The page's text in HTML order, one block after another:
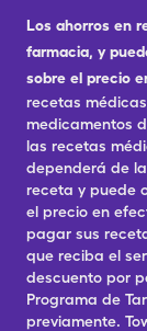
Los ahorros en
farmacia, y
sobre el precio
recetas
medicamentos
las recetas
dependerá de
receta y puede
el precio en
pagar sus
que reciba el
descuento por
Programa de
previamente.